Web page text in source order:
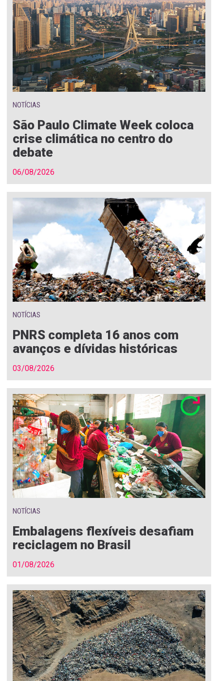
NOTÍCIAS
São Paulo Climate Week coloca
crise climática no centro do
debate
06/08/2026
NOTÍCIAS
PNRS completa 16 anos com
avanços e dívidas históricas
03/08/2026
NOTÍCIAS
Embalagens flexíveis desafiam
reciclagem no Brasil
01/08/2026